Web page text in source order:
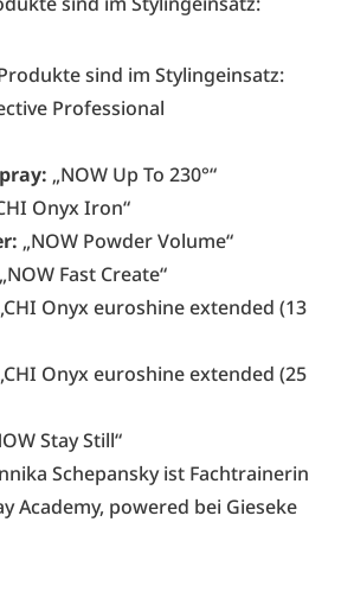
sind im Stylingeinsatz:
Professional
„NOW Up To 230°“
Onyx Iron“
„NOW Powder Volume“
„NOW Fast Create“
Onyx euroshine extended (13
Onyx euroshine extended (25
Stay Still“
Schepansky ist Fachtrainerin
Academy, powered bei Gieseke